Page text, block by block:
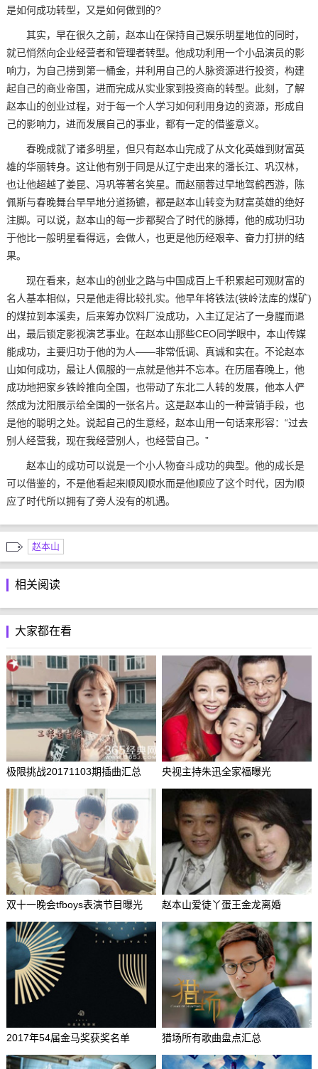
是如何成功转型，又是如何做到的?
其实，早在很久之前，赵本山在保持自己娱乐明星地位的同时，
就已悄然向企业经营者和管理者转型。他成功利用一个小品演员的影
响力，为自己捞到第一桶金，并利用自己的人脉资源进行投资，构建
起自己的商业帝国，进而完成从实业家到投资商的转型。此刻，了解
赵本山的创业过程，对于每一个人学习如何利用身边的资源，形成自
己的影响力，进而发展自己的事业，都有一定的借鉴意义。
春晚成就了诸多明星，但只有赵本山完成了从文化英雄到财富英
雄的华丽转身。这让他有别于同是从辽宁走出来的潘长江、巩汉林，
也让他超越了姜昆、冯巩等著名笑星。而赵丽蓉过早地驾鹤西游，陈
佩斯与春晚舞台早早地分道扬镳，都是赵本山转变为财富英雄的绝好
注脚。可以说，赵本山的每一步都契合了时代的脉搏，他的成功归功
于他比一般明星看得远，会做人，也更是他历经艰辛、奋力打拼的结
果。
现在看来，赵本山的创业之路与中国成百上千积累起可观财富的
名人基本相似，只是他走得比较扎实。他早年将铁法(铁岭法库的煤矿)
的煤拉到本溪卖，后来筹办饮料厂没成功，入主辽足沾了一身腥而退
出，最后锁定影视演艺事业。在赵本山那些CEO同学眼中，本山传媒
能成功，主要归功于他的为人——非常低调、真诚和实在。不论赵本
山如何成功，最让人佩服的一点就是他并不忘本。在历届春晚上，他
成功地把家乡铁岭推向全国，也带动了东北二人转的发展，他本人俨
然成为沈阳展示给全国的一张名片。这是赵本山的一种营销手段，也
是他的聪明之处。说起自己的生意经，赵本山用一句话来形容：“过去
别人经营我，现在我经营别人，也经营自己。”
赵本山的成功可以说是一个小人物奋斗成功的典型。他的成长是
可以借鉴的，不是他看起来顺风顺水而是他顺应了这个时代，因为顺
应了时代所以拥有了旁人没有的机遇。
赵本山
相关阅读
大家都在看
极限挑战20171103期插曲汇总 央视主持朱迅全家福曝光
双十一晚会tfboys表演节目曝光 赵本山爱徒丫蛋王金龙离婚
2017年54届金马奖获奖名单 猎场所有歌曲盘点汇总